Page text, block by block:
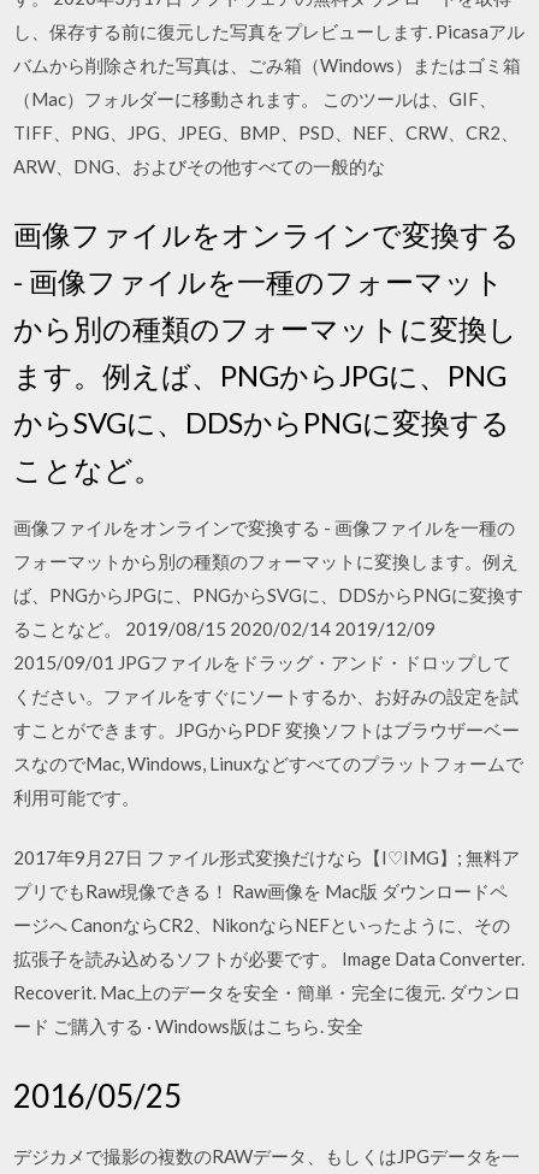
し、保存する前に復元した写真をプレビューします. Picasaアル
バムから削除された写真は、ごみ箱（Windows）またはゴミ箱
（Mac）フォルダーに移動されます。 このツールは、GIF、
TIFF、PNG、JPG、JPEG、BMP、PSD、NEF、CRW、CR2、
ARW、DNG、およびその他すべての一般的な
画像ファイルをオンラインで変換する
- 画像ファイルを一種のフォーマット
から別の種類のフォーマットに変換し
ます。例えば、PNGからJPGに、PNG
からSVGに、DDSからPNGに変換する
ことなど。
画像ファイルをオンラインで変換する - 画像ファイルを一種の
フォーマットから別の種類のフォーマットに変換します。例え
ば、PNGからJPGに、PNGからSVGに、DDSからPNGに変換す
ることなど。 2019/08/15 2020/02/14 2019/12/09
2015/09/01 JPGファイルをドラッグ・アンド・ドロップして
ください。ファイルをすぐにソートするか、お好みの設定を試
すことができます。JPGからPDF 変換ソフトはブラウザーベー
スなのでMac, Windows, Linuxなどすべてのプラットフォームで
利用可能です。
2017年9月27日 ファイル形式変換だけなら【I♡IMG】; 無料ア
プリでもRaw現像できる！ Raw画像を Mac版 ダウンロードペ
ージへ CanonならCR2、NikonならNEFといったように、その
拡張子を読み込めるソフトが必要です。 Image Data Converter.
Recoverit. Mac上のデータを安全・簡単・完全に復元. ダウンロ
ード ご購入する · Windows版はこちら. 安全
2016/05/25
デジカメで撮影の複数のRAWデータ、もしくはJPGデータを一